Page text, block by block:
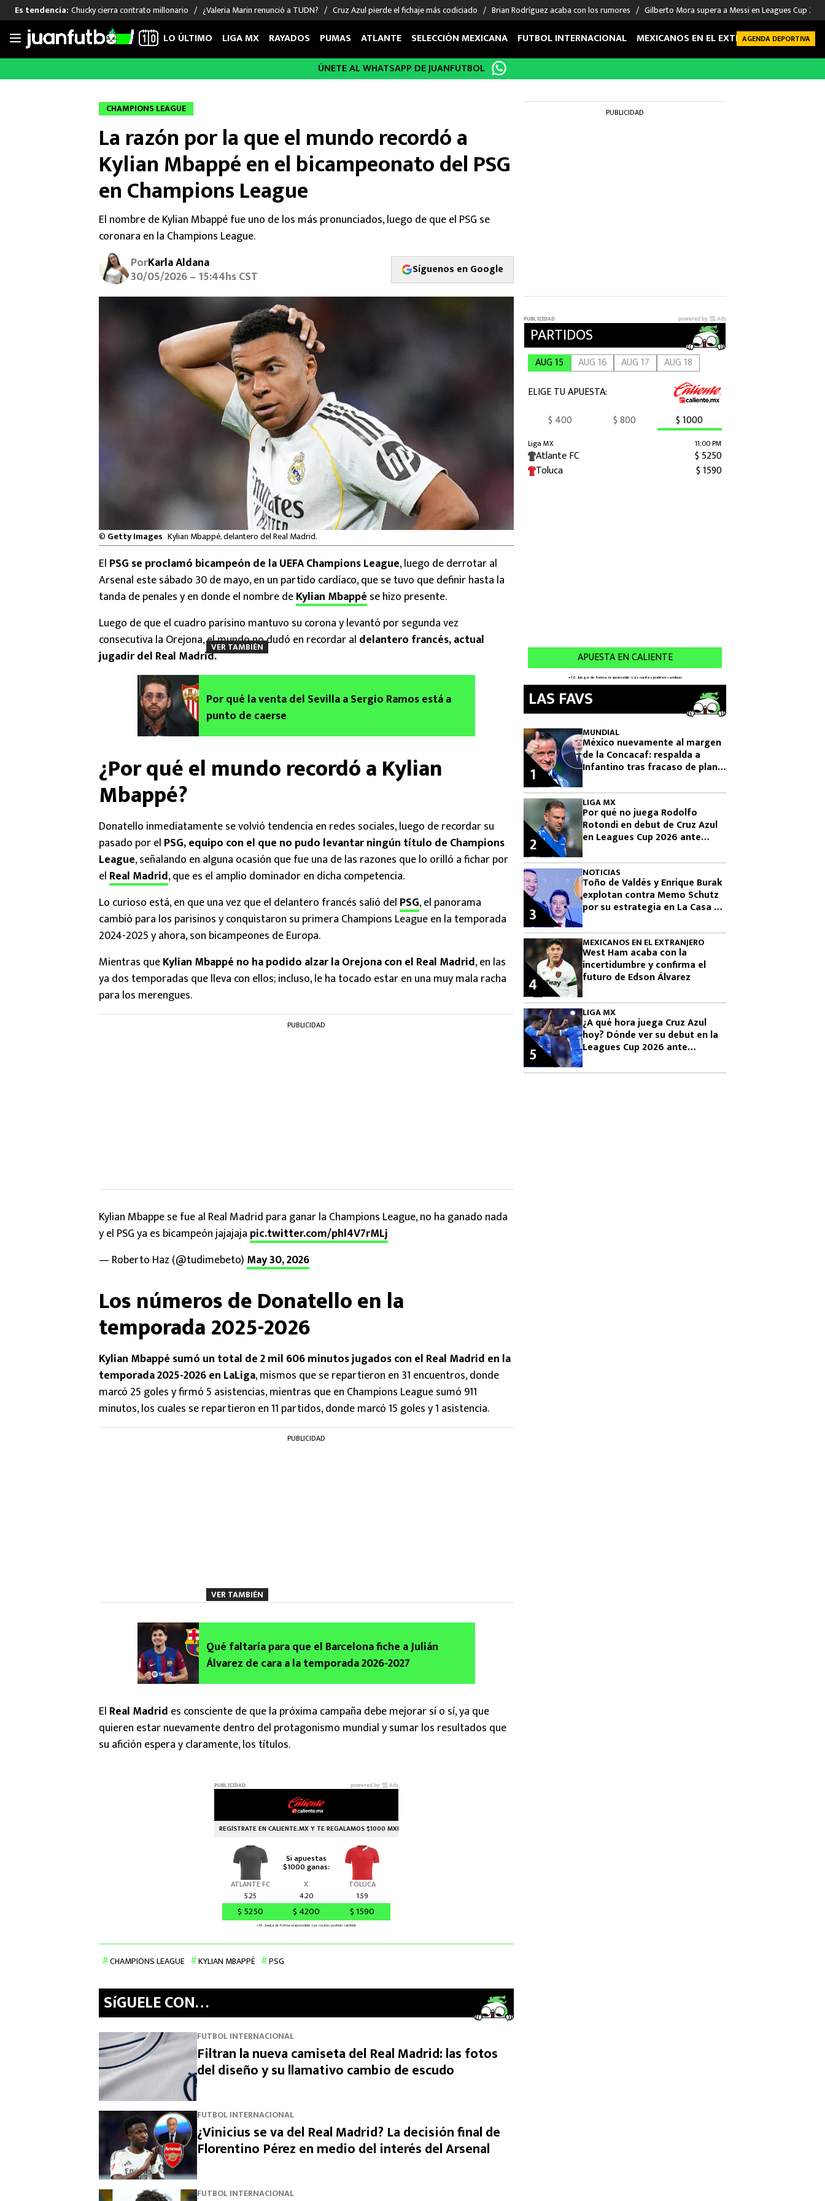
Saltar
Es tendencia: Chucky cierra contrato millonario ¿Valeria Marin renunció a TUDN? Cruz Azul pierde el fichaje más codiciado Brian Rodríguez acaba con los rumores Gilberto Mora supera a Messi en Leagues Cup
LIGA MX
Chivas de Guadalajara
Liga MX Femenil
FUT INTERNACIONAL
Las Noticias
Selección Mexicana
Champions League
Europa League
Real Madrid
Barcelona
MEXICANOS EN EL EXTRANJERO
Memo Ochoa
Chino Huerta
Edson Álvarez
Santiago Giménez
Rodrigo Huescas
FIGURAS
Sergio Ramos
Giorgos Giakoumakis
André Jardine
DEPORTES
NFL
LO ÚLTIMO LIGA MX RAYADOS PUMAS ATLANTE SELECCIÓN MEXICANA FUTBOL INTERNACIONAL MEXICANOS EN EL EXTRANJERO FUTBOL
AGENDA DEPORTIVA
ÚNETE AL WHATSAPP DE JUANFUTBOL
CHAMPIONS LEAGUE
La razón por la que el mundo recordó a
Kylian Mbappé en el bicampeonato del PSG
en Champions League
El nombre de Kylian Mbappé fue uno de los más pronunciados, luego de que el PSG se
coronara en la Champions League.
PorKarla Aldana
30/05/2026 – 15:44hs CST Síguenos en Google
© Getty Images Kylian Mbappé, delantero del Real Madrid.
El PSG se proclamó bicampeón de la UEFA Champions League, luego de derrotar al
Arsenal este sábado 30 de mayo, en un partido cardíaco, que se tuvo que definir hasta la
tanda de penales y en donde el nombre deKylian Mbappé se hizo presente.
Luego de que el cuadro parisino mantuvo su corona y levantó por segunda vez
consecutiva la Orejona, el mundo no dudó en recordar al delantero francés, actual
jugadir del Real Madrid.
VER TAMBIÉN
Por qué la venta del Sevilla a Sergio Ramos está a
punto de caerse
¿Por qué el mundo recordó a Kylian
Mbappé?
Donatello inmediatamente se volvió tendencia en redes sociales, luego de recordar su
pasado por el PSG, equipo con el que no pudo levantar ningún título de Champions
League, señalando en alguna ocasión que fue una de las razones que lo orilló a fichar por
el Real Madrid, que es el amplio dominador en dicha competencia.
Lo curioso está, en que una vez que el delantero francés salió del PSG, el panorama
cambió para los parisinos y conquistaron su primera Champions League en la temporada
2024-2025 y ahora, son bicampeones de Europa.
Mientras queKylian Mbappé no ha podido alzar la Orejona con el Real Madrid, en las
ya dos temporadas que lleva con ellos; incluso, le ha tocado estar en una muy mala racha
para los merengues.
PUBLICIDAD
Kylian Mbappe se fue al Real Madrid para ganar la Champions League, no ha ganado nada
y el PSG ya es bicampeón jajajaja pic.twitter.com/phl4V7rMLj
— Roberto Haz (@tudimebeto) May 30, 2026
Los números de Donatello en la
temporada 2025-2026
Kylian Mbappé sumó un total de 2 mil 606 minutos jugados con el Real Madrid en la
temporada 2025-2026 en LaLiga, mismos que se repartieron en 31 encuentros, donde
marcó 25 goles y firmó 5 asistencias, mientras que en Champions League sumó 911
minutos, los cuales se repartieron en 11 partidos, donde marcó 15 goles y 1 asistencia.
PUBLICIDAD
VER TAMBIÉN
Qué faltaría para que el Barcelona fiche a Julián
Álvarez de cara a la temporada 2026-2027
El Real Madrid es consciente de que la próxima campaña debe mejorar sí o sí, ya que
quieren estar nuevamente dentro del protagonismo mundial y sumar los resultados que
su afición espera y claramente, los títulos.
CHAMPIONS LEAGUE KYLIAN MBAPPÉ PSG
SíGUELE CON…
FUTBOL INTERNACIONAL
Filtran la nueva camiseta del Real Madrid: las fotos
del diseño y su llamativo cambio de escudo
FUTBOL INTERNACIONAL
¿Vinicius se va del Real Madrid? La decisión final de
Florentino Pérez en medio del interés del Arsenal
FUTBOL INTERNACIONAL
PUBLICIDAD
LAS FAVS
MUNDIAL
México nuevamente al margen
de la Concacaf: respalda a
Infantino tras fracaso de plan
1
LIGA MX
Por qué no juega Rodolfo
Rotondi en debut de Cruz Azul
en Leagues Cup 2026 ante
2
NOTICIAS
Toño de Valdés y Enrique Burak
explotan contra Memo Schutz
por su estrategia en La Casa de
3
MEXICANOS EN EL EXTRANJERO
West Ham acaba con la
incertidumbre y confirma el
futuro de Edson Álvarez
4
LIGA MX
¿A qué hora juega Cruz Azul
hoy? Dónde ver su debut en la
Leagues Cup 2026 ante
5